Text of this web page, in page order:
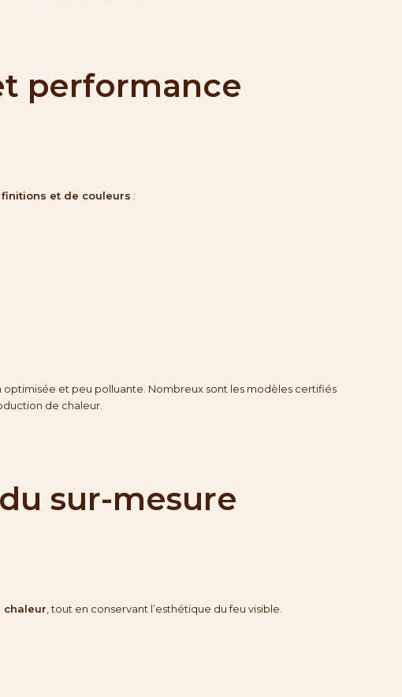
performance
et de couleurs :
optimisée et peu polluante. Nombreux sont les modèles certifiés
de chaleur.
sur-mesure
chaleur, tout en conservant l’esthétique du feu visible.